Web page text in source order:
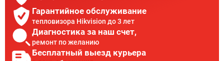
Гарантийное обслуживание
тепловизора Hikvision до 3 лет
Диагностика за наш счет,
ремонт по желанию
Бесплатный выезд курьера